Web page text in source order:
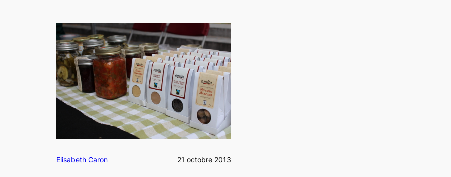
Elisabeth Caron 21 octobre 2013